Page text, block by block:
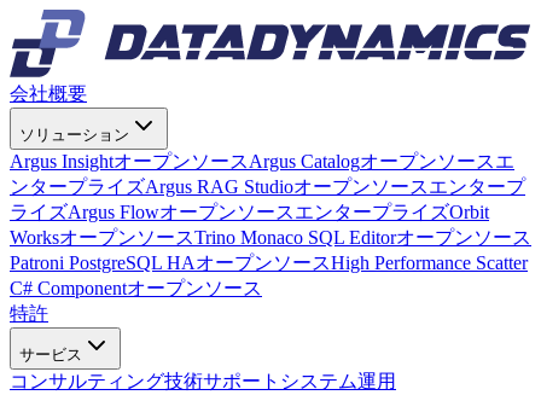
会社概要
ソリューション
Argus InsightオープンソースArgus Catalogオープンソースエ
ンタープライズArgus RAG Studioオープンソースエンタープ
ライズArgus FlowオープンソースエンタープライズOrbit
WorksオープンソースTrino Monaco SQL Editorオープンソース
Patroni PostgreSQL HAオープンソースHigh Performance Scatter
C# Componentオープンソース
特許
サービス
コンサルティング技術サポート システム運用